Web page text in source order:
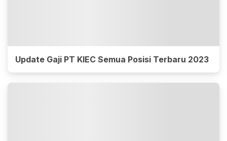
Update Gaji PT KIEC Semua Posisi Terbaru 2023